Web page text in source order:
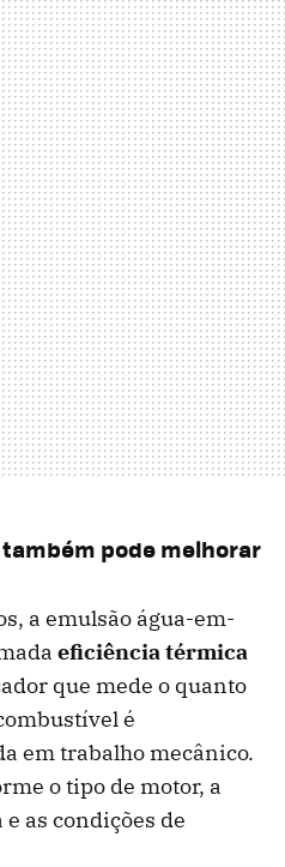
pode melhorar
a emulsão água-em-
eficiência térmica
que mede o quanto
é
em trabalho mecânico.
o tipo de motor, a
as condições de